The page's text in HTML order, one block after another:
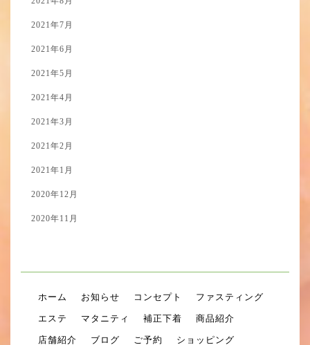
2021年7月
2021年6月
2021年5月
2021年4月
2021年3月
2021年2月
2021年1月
2020年12月
2020年11月
ホーム お知らせ コンセプト ファスティング
エステ マタニティ 補正下着 商品紹介
店舗紹介 ブログ ご予約 ショッピング